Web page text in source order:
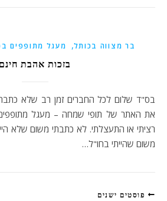
בר מצווה בכותל, מעגל מתופפים
בזכות אהבת חינם
בס"ד שלום לכל החברים זמן רב שלא כתבתי פוסט חדש או עידכנתי
את האתר של תופי שמחה – מעגל
רציתי או התעצלתי. לא כתבתי משום שלא
משום שהייתי בחו"ל…
פוסטים ישנים